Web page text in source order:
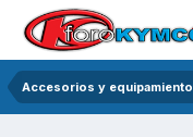
Accesorios y equipamiento